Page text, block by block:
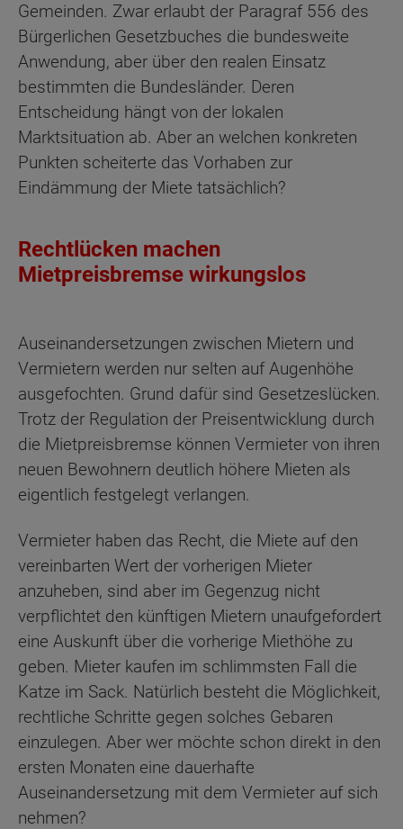
Gemeinden. Zwar erlaubt der Paragraf 556 des
Bürgerlichen Gesetzbuches die bundesweite
Anwendung, aber über den realen Einsatz
bestimmten die Bundesländer. Deren
Entscheidung hängt von der lokalen
Marktsituation ab. Aber an welchen konkreten
Punkten scheiterte das Vorhaben zur
Eindämmung der Miete tatsächlich?
Rechtlücken machen
Mietpreisbremse wirkungslos
Auseinandersetzungen zwischen Mietern und
Vermietern werden nur selten auf Augenhöhe
ausgefochten. Grund dafür sind Gesetzeslücken.
Trotz der Regulation der Preisentwicklung durch
die Mietpreisbremse können Vermieter von ihren
neuen Bewohnern deutlich höhere Mieten als
eigentlich festgelegt verlangen.
Vermieter haben das Recht, die Miete auf den
vereinbarten Wert der vorherigen Mieter
anzuheben, sind aber im Gegenzug nicht
verpflichtet den künftigen Mietern unaufgefordert
eine Auskunft über die vorherige Miethöhe zu
geben. Mieter kaufen im schlimmsten Fall die
Katze im Sack. Natürlich besteht die Möglichkeit,
rechtliche Schritte gegen solches Gebaren
einzulegen. Aber wer möchte schon direkt in den
ersten Monaten eine dauerhafte
Auseinandersetzung mit dem Vermieter auf sich
nehmen?